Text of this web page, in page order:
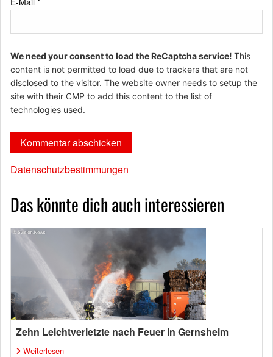
We need your consent to load the ReCaptcha service! This
content is not permitted to load due to trackers that are not
disclosed to the visitor. The website owner needs to setup the
site with their CMP to add this content to the list of
technologies used.
Datenschutzbestimmungen
Das könnte dich auch interessieren
Zehn Leichtverletzte nach Feuer in Gernsheim
Weiterlesen